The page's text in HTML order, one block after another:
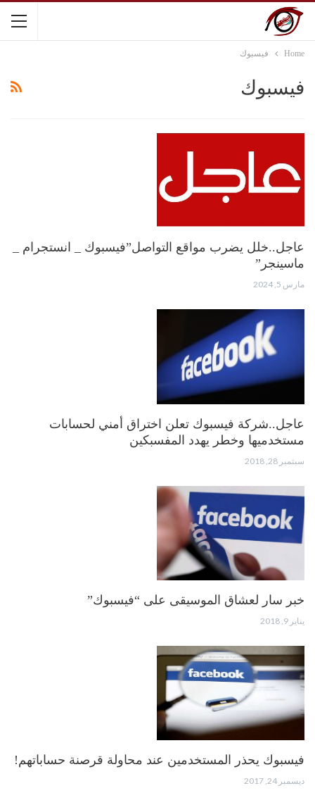
Home فيسبوك
فيسبوك
عاجل..خلل يضرب مواقع التواصل”فيسبوك _ انستجرام _
ماسينجر”
مارس 5, 2024
عاجل..شركة فيسبوك تعلن اختراق أمني لحسابات
مستخدميها وخطر يهدد المفسبكين
سبتمبر 28, 2018
خبر سار لعشاق الموسيقى على “فيسبوك”
يناير 9, 2018
فيسبوك يحذر المستخدمين عند محاولة قرصنة حساباتهم!
ديسمبر 24, 2017